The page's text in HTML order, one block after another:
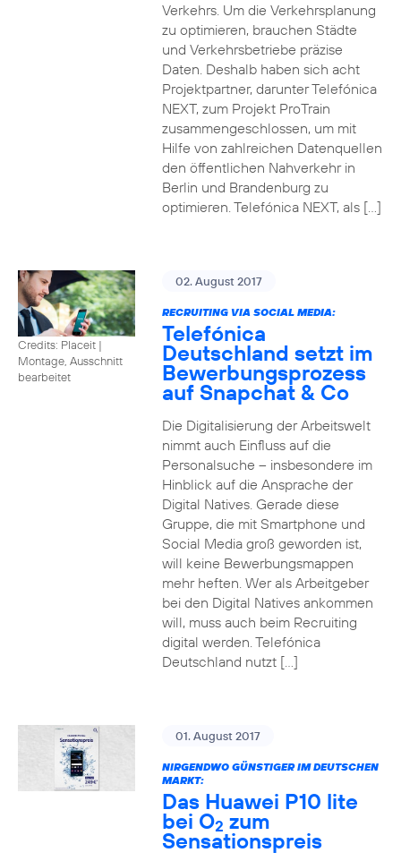
Verkehrs. Um die Verkehrsplanung
zu optimieren, brauchen Städte
und Verkehrsbetriebe präzise
Daten. Deshalb haben sich acht
Projektpartner, darunter Telefónica
NEXT, zum Projekt ProTrain
zusammengeschlossen, um mit
Hilfe von zahlreichen Datenquellen
den öffentlichen Nahverkehr in
Berlin und Brandenburg zu
optimieren. Telefónica NEXT, als […]
Credits: Placeit |
Montage, Ausschnitt
bearbeitet
02. August 2017
RECRUITING VIA SOCIAL MEDIA:
Telefónica
Deutschland setzt im
Bewerbungsprozess
auf Snapchat & Co
Die Digitalisierung der Arbeitswelt
nimmt auch Einfluss auf die
Personalsuche – insbesondere im
Hinblick auf die Ansprache der
Digital Natives. Gerade diese
Gruppe, die mit Smartphone und
Social Media groß geworden ist,
will keine Bewerbungsmappen
mehr heften. Wer als Arbeitgeber
bei den Digital Natives ankommen
will, muss auch beim Recruiting
digital werden. Telefónica
Deutschland nutzt […]
01. August 2017
NIRGENDWO GÜNSTIGER IM DEUTSCHEN
MARKT:
Das Huawei P10 lite
bei O2 zum
Sensationspreis